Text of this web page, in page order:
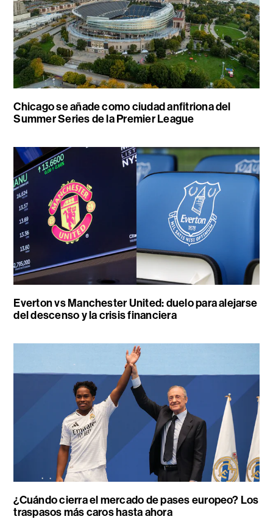
Chicago se añade como ciudad anfitriona del
Summer Series de la Premier League
Everton vs Manchester United: duelo para alejarse
del descenso y la crisis financiera
¿Cuándo cierra el mercado de pases europeo? Los
traspasos más caros hasta ahora